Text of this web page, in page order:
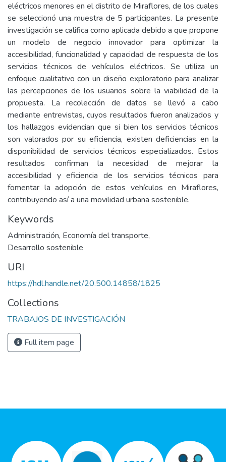
eléctricos menores en el distrito de Miraflores, de los cuales
se seleccionó una muestra de 5 participantes. La presente
investigación se califica como aplicada debido a que propone
un modelo de negocio innovador para optimizar la
accesibilidad, funcionalidad y capacidad de respuesta de los
servicios técnicos de vehículos eléctricos. Se utiliza un
enfoque cualitativo con un diseño exploratorio para analizar
las percepciones de los usuarios sobre la viabilidad de la
propuesta. La recolección de datos se llevó a cabo
mediante entrevistas, cuyos resultados fueron analizados y
los hallazgos evidencian que si bien los servicios técnicos
son valorados por su eficiencia, existen deficiencias en la
disponibilidad de servicios técnicos especializados. Estos
resultados confirman la necesidad de mejorar la
accesibilidad y eficiencia de los servicios técnicos para
fomentar la adopción de estos vehículos en Miraflores,
contribuyendo así a una movilidad urbana sostenible.
Keywords
Administración, Economía del transporte,
Desarrollo sostenible
URI
https://hdl.handle.net/20.500.14858/1825
Collections
TRABAJOS DE INVESTIGACIÓN
Full item page